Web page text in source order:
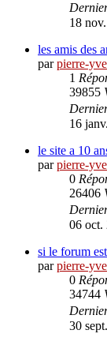
18
les amis des
parpierre-
1
39855
16
le site a 10
parpierre-
0
26406
06 oct.
si le forum
parpierre-
0
34744
30